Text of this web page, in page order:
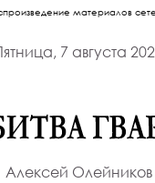
сетевого издания
7 августа
Алексей Олейников